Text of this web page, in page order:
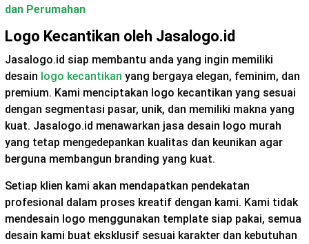
dan Perumahan
Logo Kecantikan oleh Jasalogo.id
Jasalogo.id siap membantu anda yang ingin memiliki
desain logo kecantikan yang bergaya elegan, feminim, dan
premium. Kami menciptakan logo kecantikan yang sesuai
dengan segmentasi pasar, unik, dan memiliki makna yang
kuat. Jasalogo.id menawarkan jasa desain logo murah
yang tetap mengedepankan kualitas dan keunikan agar
berguna membangun branding yang kuat.
Setiap klien kami akan mendapatkan pendekatan
profesional dalam proses kreatif dengan kami. Kami tidak
mendesain logo menggunakan template siap pakai, semua
desain kami buat eksklusif sesuai karakter dan kebutuhan